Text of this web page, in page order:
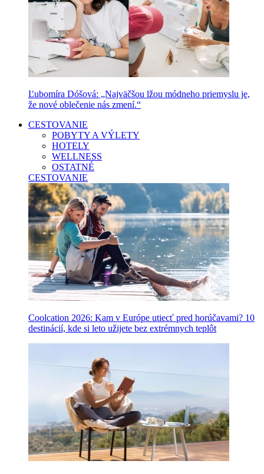
Ľubomíra Dóšová: „Najväčšou lžou módneho priemyslu je,
že nové oblečenie nás zmení.“
CESTOVANIE
POBYTY A VÝLETY
HOTELY
WELLNESS
OSTATNÉ
CESTOVANIE
Coolcation 2026: Kam v Európe utiecť pred horúčavami? 10
destinácií, kde si leto užijete bez extrémnych teplôt